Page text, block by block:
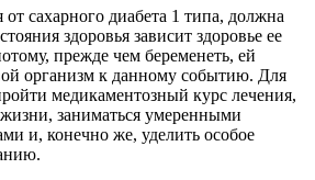
сахарного диабета 1 типа, должна
здоровья зависит здоровье ее
прежде чем беременеть, ей
организм к данному событию. Для
медикаментозный курс лечения,
заниматься умеренными
и, конечно же, уделить особое